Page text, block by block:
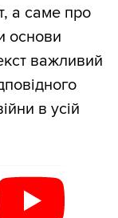
а саме про
основи
важливий
в усій